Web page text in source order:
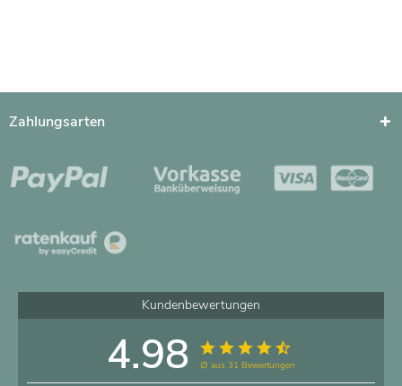
Zahlungsarten
Kundenbewertungen
4.98 ∅ aus 31 Bewertungen